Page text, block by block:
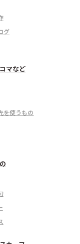
グ
マなど
を使うもの